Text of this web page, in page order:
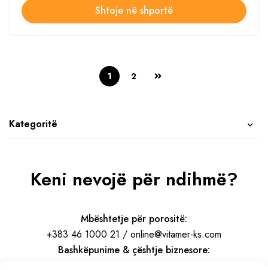
Kategoritë
Shtoje në shportë
1 2
Keni nevojë për ndihmë?
Mbështetje për porositë:
+383 46 1000 21 / online@vitamer-ks.com
Bashkëpunime & çështje biznesore: